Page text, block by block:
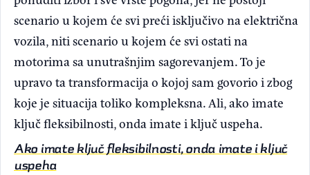
scenario u kojem će svi preći isključivo na električna
vozila, niti scenario u kojem će svi ostati na
motorima sa unutrašnjim sagorevanjem. To je
upravo ta transformacija o kojoj sam govorio i zbog
koje je situacija toliko kompleksna. Ali, ako imate
ključ fleksibilnosti, onda imate i ključ uspeha.
Ako imate ključ fleksibilnosti, onda imate i ključ
uspeha